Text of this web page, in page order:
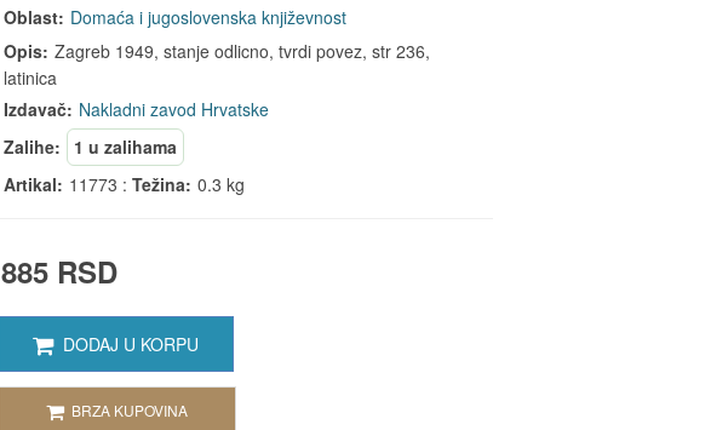
Oblast: Domaća i jugoslovenska književnost
Opis: Zagreb 1949, stanje odlicno, tvrdi povez, str 236,
latinica
Izdavač: Nakladni zavod Hrvatske
Zalihe:
1 u zalihama
Artikal: 11773 :Težina: 0.3 kg
885 RSD
DODAJ U KORPU
BRZA KUPOVINA